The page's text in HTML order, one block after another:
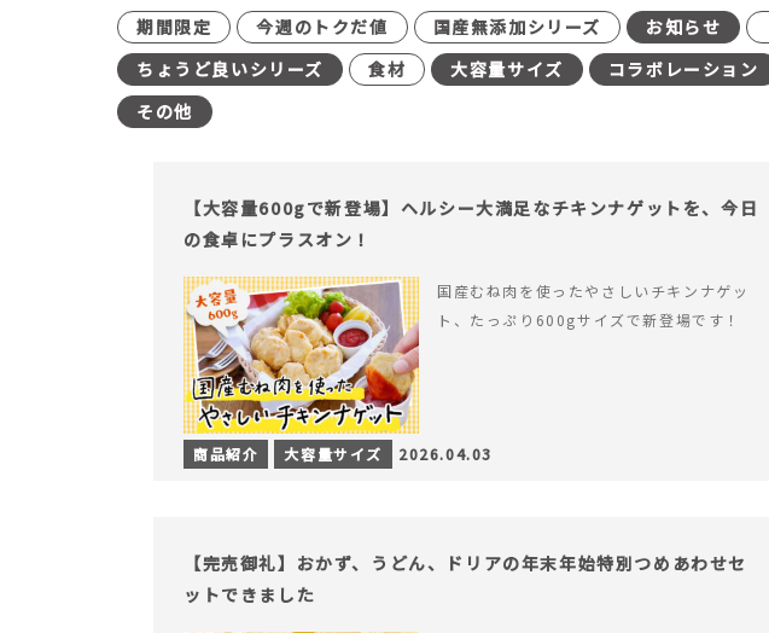
期間限定 今週のトクだ値 国産無添加シリーズ お知らせ
ちょうど良いシリーズ
食材 大容量サイズ コラボレーション
その他
【大容量600gで新登場】ヘルシー大満足なチキンナゲットを、今日
の食卓にプラスオン！
国産むね肉を使ったやさしいチキンナゲッ
ト、たっぷり600gサイズで新登場です！
商品紹介 大容量サイズ 2026.04.03
【完売御礼】おかず、うどん、ドリアの年末年始特別つめあわせセ
ットできました